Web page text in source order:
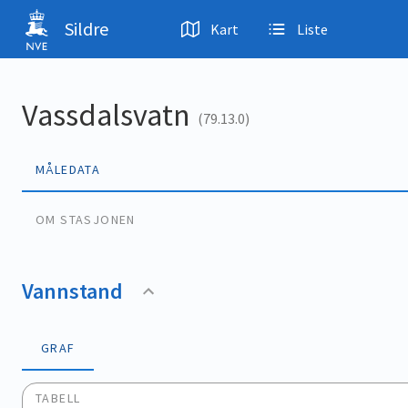
Hopp til hovedinnhold
Sildre Kart Liste
Vassdalsvatn (79.13.0)
MÅLEDATA
OM STASJONEN
Vannstand
GRAF
TABELL